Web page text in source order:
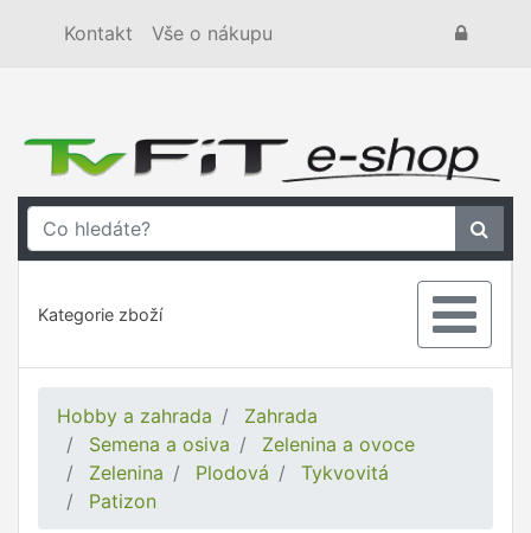
Kontakt Vše o nákupu
Kategorie zboží
Hobby a zahrada
Zahrada
Semena a osiva
Zelenina a ovoce
Zelenina
Plodová
Tykvovitá
Patizon